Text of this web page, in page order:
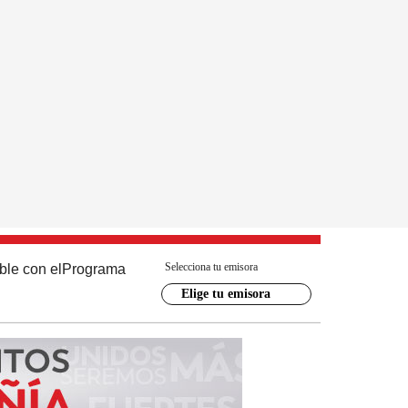
con el Programa Selecciona tu emisora
Elige tu emisora